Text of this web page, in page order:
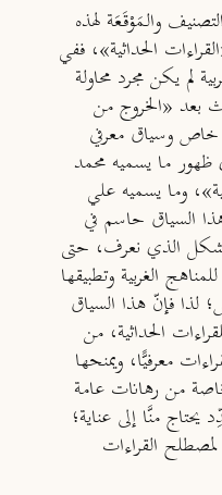
والـمَوْقَعَة لهذه
الحداثية»، ففي
لم يكن مجرد محاولة
بعد «الخروج من
خاص وسياق معرفي
ظهور ما يسميه محمد
وما يسميه علي
السياق حاسم في
الذي نعرف، حتى
الغربية وتطبيقها
لذا فإنّ هذا السياق
الحداثية، من
معرفيًّا، ويمنحها
من رهانات عامة
منَّا إلى عناية؛
القراءات